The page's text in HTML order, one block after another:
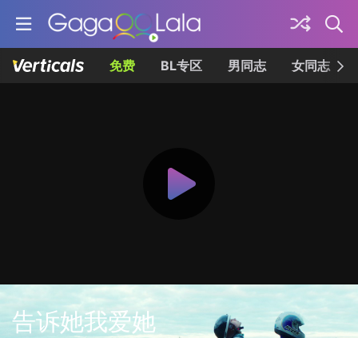
免费 BL专区 男同志 女同志
告诉她我爱她